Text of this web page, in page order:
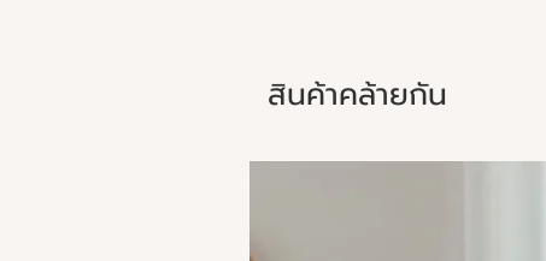
สินค้าคล้ายกัน